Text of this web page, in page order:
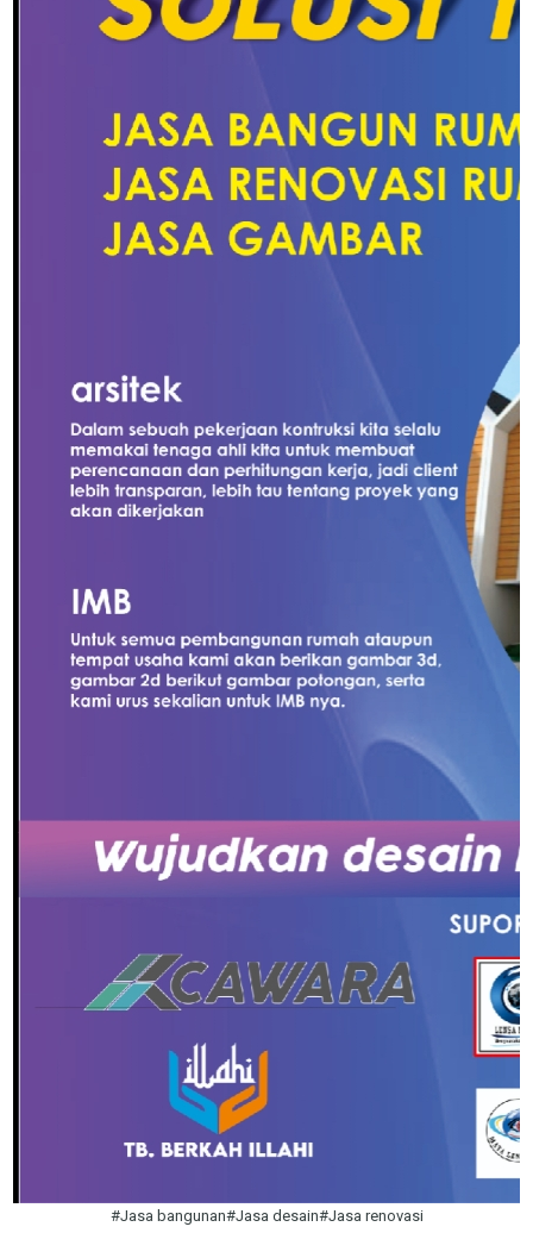
#Jasa bangunan#Jasa desain#Jasa renovasi